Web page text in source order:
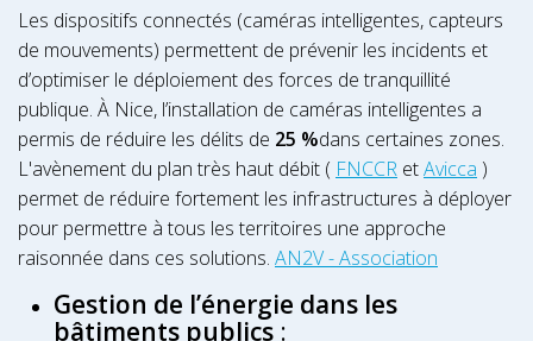
Les dispositifs connectés (caméras intelligentes, capteurs
de mouvements) permettent de prévenir les incidents et
d’optimiser le déploiement des forces de tranquillité
publique. À Nice, l’installation de caméras intelligentes a
permis de réduire les délits de 25 %dans certaines zones.
L'avènement du plan très haut débit ( FNCCR etAvicca )
permet de réduire fortement les infrastructures à déployer
pour permettre à tous les territoires une approche
raisonnée dans ces solutions. AN2V - Association
Gestion de l’énergie dans les
bâtiments publics :